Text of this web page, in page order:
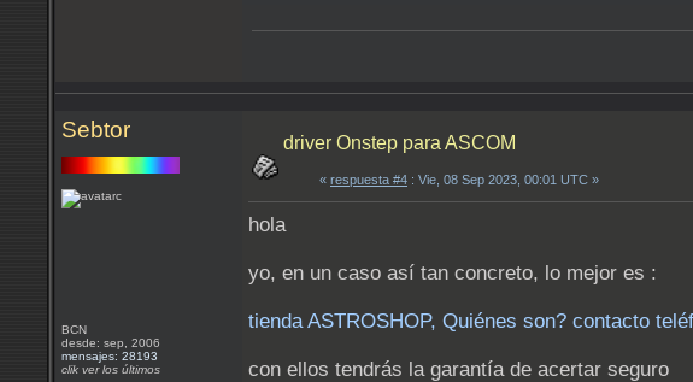
Sebtor
BCN
desde: sep, 2006
mensajes: 28193
clik ver los últimos
driver Onstep para ASCOM
« respuesta #4 : Vie, 08 Sep 2023, 00:01 UTC »
hola
yo, en un caso así tan concreto, lo mejor es :
tienda ASTROSHOP, Quiénes son? contacto
con ellos tendrás la garantía de acertar seguro